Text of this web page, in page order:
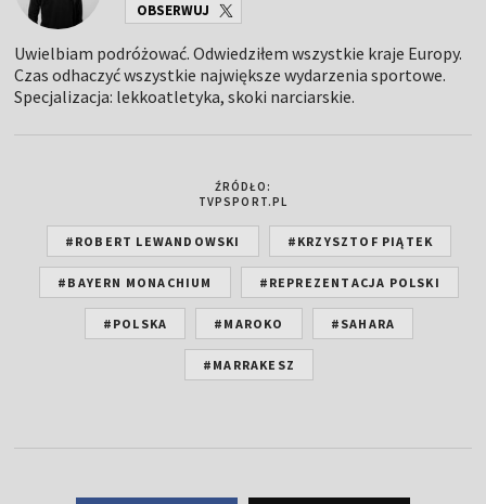
OBSERWUJ
Uwielbiam podróżować. Odwiedziłem wszystkie kraje Europy.
Czas odhaczyć wszystkie największe wydarzenia sportowe.
Specjalizacja: lekkoatletyka, skoki narciarskie.
ŹRÓDŁO:
TVPSPORT.PL
#ROBERT LEWANDOWSKI #KRZYSZTOF PIĄTEK
#BAYERN MONACHIUM #REPREZENTACJA POLSKI
#POLSKA #MAROKO #SAHARA
#MARRAKESZ